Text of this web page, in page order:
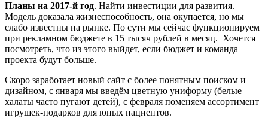
Планы на 2017-й год. Найти инвестиции для развития.
Модель доказала жизнеспособность, она окупается, но мы
слабо известны на рынке. По сути мы сейчас функционируем
при рекламном бюджете в 15 тысяч рублей в месяц. Хочется
посмотреть, что из этого выйдет, если бюджет и команда
проекта будут больше.
Скоро заработает новый сайт с более понятным поиском и
дизайном, с января мы введём цветную униформу (белые
халаты часто пугают детей), с февраля поменяем ассортимент
игрушек-подарков для юных пациентов.